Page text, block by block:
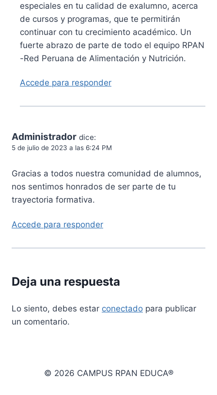
especiales en tu calidad de exalumno, acerca
de cursos y programas, que te permitirán
continuar con tu crecimiento académico. Un
fuerte abrazo de parte de todo el equipo RPAN
-Red Peruana de Alimentación y Nutrición.
Accede para responder
Administrador dice:
5 de julio de 2023 a las 6:24 PM
Gracias a todos nuestra comunidad de alumnos,
nos sentimos honrados de ser parte de tu
trayectoria formativa.
Accede para responder
Deja una respuesta
Lo siento, debes estar conectado para publicar
un comentario.
© 2026 CAMPUS RPAN EDUCA®